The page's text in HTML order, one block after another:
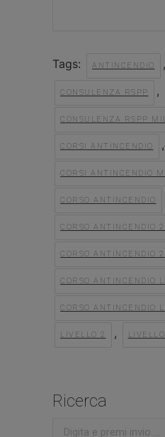
Tags: ANTINCENDIO ,
CONSULENZA RSPP ,
CONSULENZA RSPP
CORSI ANTINCENDIO ,
CORSI ANTINCENDIO
CORSO ANTINCENDIO
CORSO ANTINCENDIO
CORSO ANTINCENDIO
CORSO ANTINCENDIO
CORSO ANTINCENDIO
LIVELLO 2 ,
Ricerca
Cerca: